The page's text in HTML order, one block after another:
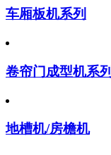
车厢板机系列
卷帘门成型机系列
地槽机/房檐机